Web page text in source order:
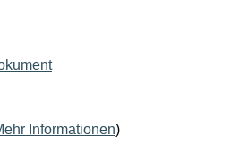
Informationen)